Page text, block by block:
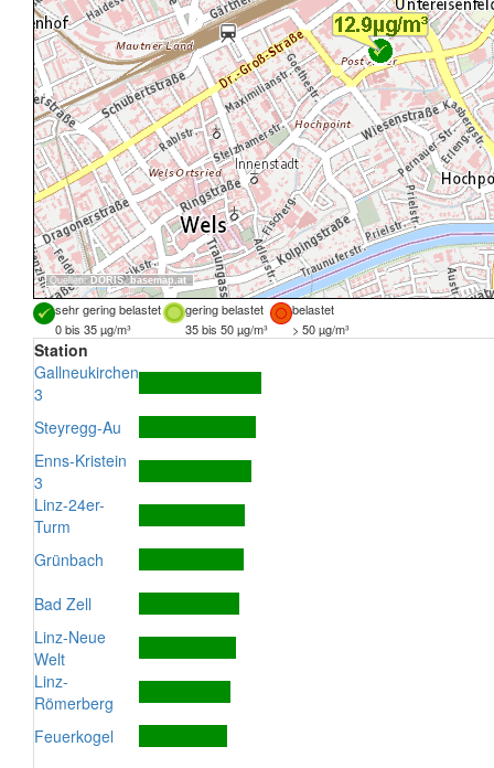
Quellen: DORIS, basemap.at
sehr gering belastet gering belastet
belastet
0 bis 35 µg/m³
35 bis 50 µg/m³ > 50 µg/m³
Station
Gallneukirchen
3
Steyregg-Au
Enns-Kristein
3
Linz-24er-
Turm
Grünbach
Bad Zell
Linz-Neue
Welt
Linz-
Römerberg
Feuerkogel